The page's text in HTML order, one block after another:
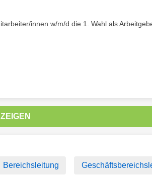
innen w/m/d die 1. Wahl als
Bereichsleitung